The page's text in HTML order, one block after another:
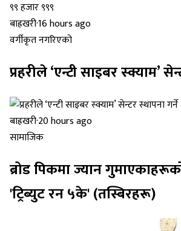
बाह्रखरी·16 hours ago
वर्गीकृत नगरिएको
प्रहरीले ‘एन्टी साइबर स्क्याम’
बाह्रखरी·20 hours ago
सामाजिक
ब्रोड पिकमा ज्यान
'ट्रिब्युट रन ५के' (तस्बिरहरू)